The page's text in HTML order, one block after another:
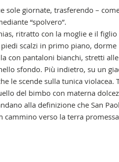
sole giornate, trasferendo –
“spolvero”.
ritratto con la moglie e il figlio
scalzi in primo piano, dorme
con pantaloni bianchi, stretti alle
sfondo. Più indietro, su un
le scende sulla tunica violacea.
del bimbo con materna
alla definizione che San
cammino verso la terra